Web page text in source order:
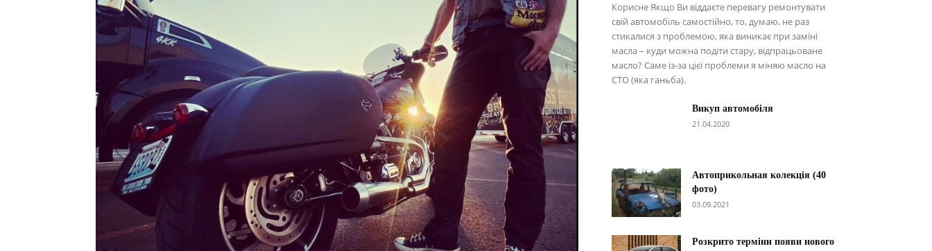
Корисне Якщо Ви віддаєте перевагу ремонтувати
свій автомобіль самостійно, то, думаю, не раз
стикалися з проблемою, яка виникає при заміні
масла – куди можна подіти стару, відпрацьоване
масло? Саме із-за цієї проблеми я міняю масло на
СТО (яка ганьба).
Викуп автомобіля
21.04.2020
Автоприкольная колекція (40
фото)
03.09.2021
Розкрито терміни появи нового